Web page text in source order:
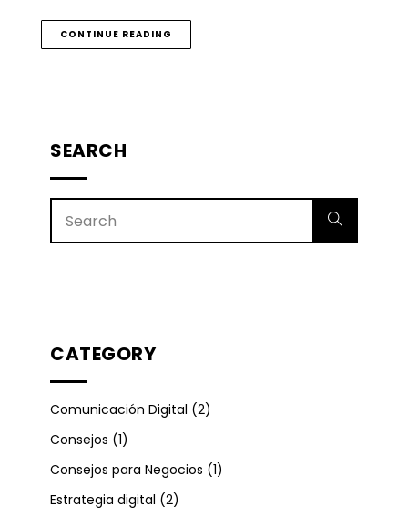
CONTINUE READING
SEARCH
CATEGORY
Comunicación Digital (2)
Consejos (1)
Consejos para Negocios (1)
Estrategia digital (2)